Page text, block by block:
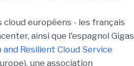
européens - les français
ainsi que l'espagnol Gigas
Resilient Cloud Service
une association